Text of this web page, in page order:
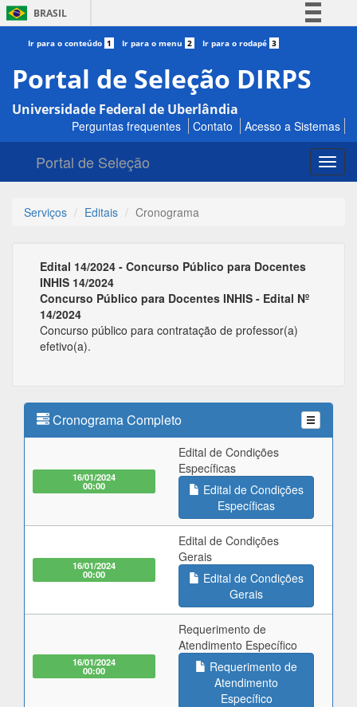
BRASIL
Simplifique!
Participe
Acesso à informação
Legislação
Ir para o conteúdo 1 Ir para o menu 2 Ir para o rodapé 3
Portal de Seleção DIRPS
Universidade Federal de Uberlândia
Perguntas frequentes Contato Acesso a Sistemas
Portal de Seleção
Serviços Editais Cronograma
Edital 14/2024 - Concurso Público para Docentes
INHIS 14/2024
Concurso Público para Docentes INHIS - Edital Nº
14/2024
Concurso público para contratação de professor(a)
efetivo(a).
Cronograma Completo
16/01/2024
00:00
Edital de Condições
Específicas
Edital de Condições
Específicas
16/01/2024
00:00
Edital de Condições
Gerais
Edital de Condições
Gerais
16/01/2024
00:00
Requerimento de
Atendimento Específico
Requerimento de
Atendimento
Específico